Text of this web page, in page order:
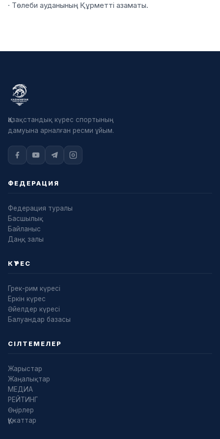
· Төлеби ауданының Құрметті азаматы.
Қазақстандық күрес спортының
дамуына арналған ресми ұйым.
ФЕДЕРАЦИЯ
Федерация туралы
Басшылық
Байланыс
Даңқ залы
КҮРЕС
Грек-рим күресі
Еркін күрес
Әйелдер күресі
Балуандар базасы
СІЛТЕМЕЛЕР
Жарыстар
Жаңалықтар
МЕДИА
РЕЙТИНГ
Өңірлер
Құжаттар